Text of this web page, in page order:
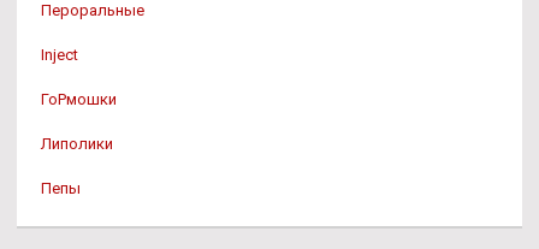
Пероральные
Inject
ГоРмошки
Липолики
Пепы